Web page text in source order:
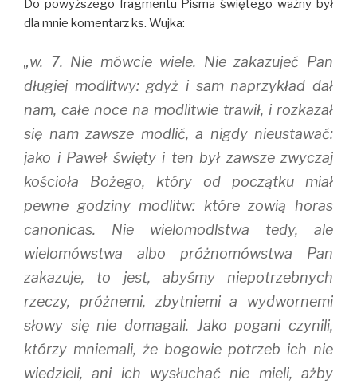
Do powyższego fragmentu Pisma świętego ważny był
dla mnie komentarz ks. Wujka:
„w. 7. Nie mówcie wiele. Nie zakazujeć Pan
długiej modlitwy: gdyż i sam naprzykład dał
nam, całe noce na modlitwie trawił, i rozkazał
się nam zawsze modlić, a nigdy nieustawać:
jako i Paweł święty i ten był zawsze zwyczaj
kościoła Bożego, który od początku miał
pewne godziny modlitw: które zowią horas
canonicas. Nie wielomodlstwa tedy, ale
wielomówstwa albo próżnomówstwa Pan
zakazuje, to jest, abyśmy niepotrzebnych
rzeczy, próżnemi, zbytniemi a wydwornemi
słowy się nie domagali. Jako pogani czynili,
którzy mniemali, że bogowie potrzeb ich nie
wiedzieli, ani ich wysłuchać nie mieli, ażby